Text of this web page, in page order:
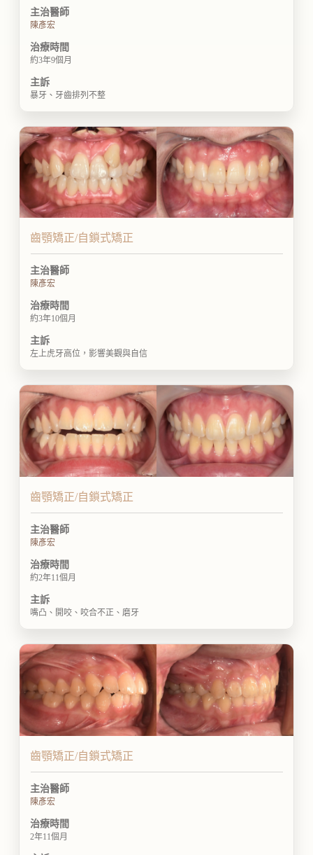
主治醫師
陳彥宏
治療時間
約3年9個月
主訴
暴牙、牙齒排列不整
齒顎矯正/自鎖式矯正
主治醫師
陳彥宏
治療時間
約3年10個月
主訴
左上虎牙高位，影響美觀與自信
齒顎矯正/自鎖式矯正
主治醫師
陳彥宏
治療時間
約2年11個月
主訴
嘴凸、開咬、咬合不正、磨牙
齒顎矯正/自鎖式矯正
主治醫師
陳彥宏
治療時間
2年11個月